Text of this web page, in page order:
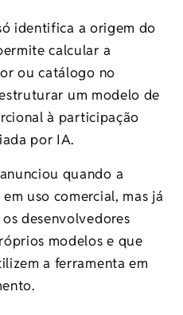
identifica a origem do
calcular a
ou catálogo no
um modelo de
à participação
por IA.
quando a
uso comercial, mas já
desenvolvedores
modelos e que
a ferramenta em